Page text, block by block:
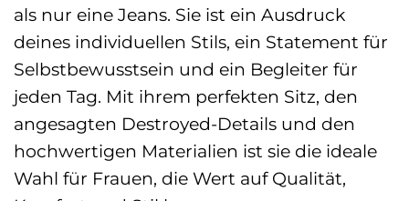
als nur eine Jeans. Sie ist ein Ausdruck
deines individuellen Stils, ein Statement für
Selbstbewusstsein und ein Begleiter für
jeden Tag. Mit ihrem perfekten Sitz, den
angesagten Destroyed-Details und den
hochwertigen Materialien ist sie die ideale
Wahl für Frauen, die Wert auf Qualität,